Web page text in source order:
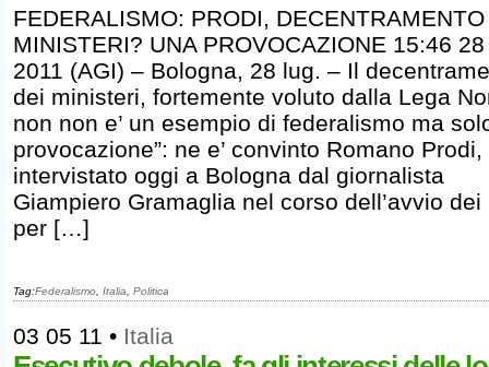
FEDERALISMO: PRODI, DECENTRAMENTO
MINISTERI? UNA PROVOCAZIONE 15:46
2011 (AGI) – Bologna, 28 lug. – Il
dei ministeri, fortemente voluto dalla Lega
non non e’ un esempio di federalismo ma
provocazione”: ne e’ convinto Romano Prodi,
intervistato oggi a Bologna dal giornalista
Giampiero Gramaglia nel corso dell’avvio dei
per […]
Tag:Federalismo Italia Politica
03 05 11 • Italia